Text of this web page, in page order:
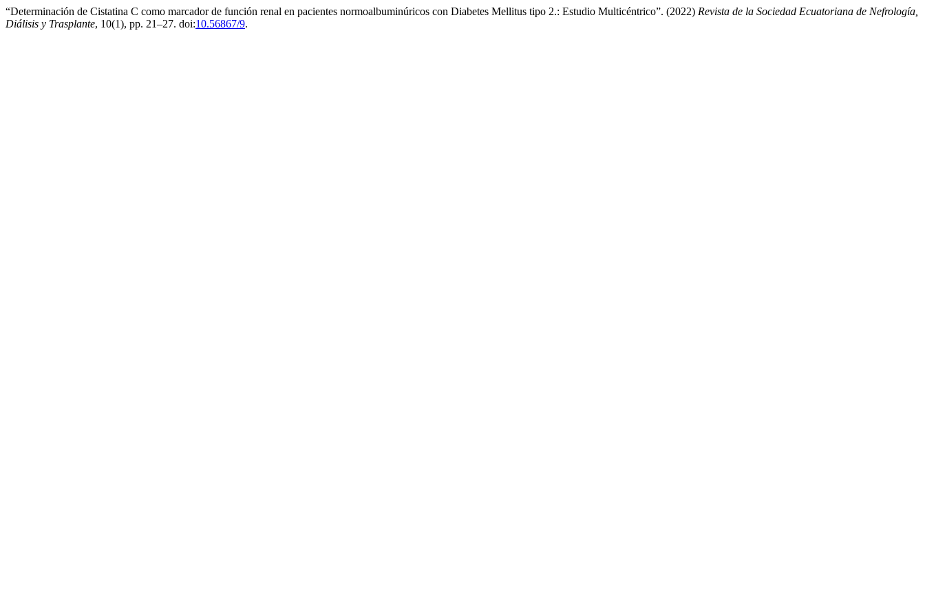
“Determinación de Cistatina C como marcador de función renal en pacientes normoalbuminúricos con Diabetes Mellitus tipo 2.: Estudio Multicéntrico”. (2022) Revista de la Sociedad Ecuatoriana de Nefrología,
Diálisis y Trasplante, 10(1), pp. 21–27. doi:10.56867/9.